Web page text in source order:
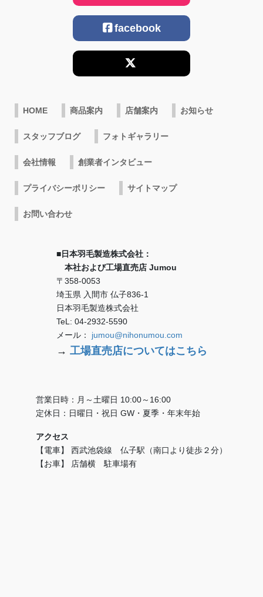
facebook
HOME 商品案内 店舗案内 お知らせ
スタッフブログ フォトギャラリー
会社情報 創業者インタビュー
プライバシーポリシー サイトマップ
お問い合わせ
■日本羽毛製造株式会社：
本社および工場直売店 Jumou
〒358-0053
埼玉県 入間市 仏子836-1
日本羽毛製造株式会社
TeL: 04-2932-5590
メール： jumou@nihonumou.com
→ 工場直売店についてはこちら
営業日時：月～土曜日 10:00～16:00
定休日：日曜日・祝日 GW・夏季・年末年始
アクセス
【電車】 西武池袋線 仏子駅（南口より徒歩２分）
【お車】 店舗横 駐車場有